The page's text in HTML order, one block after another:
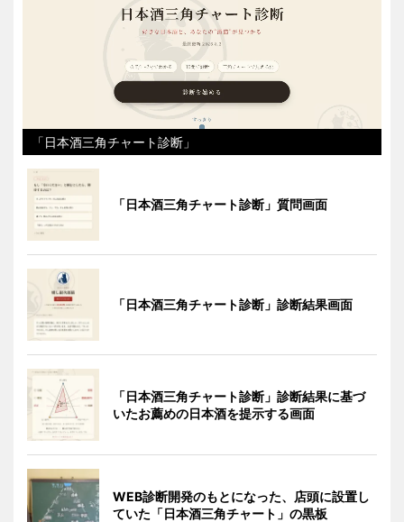
「日本酒三角チャート診断」
「日本酒三角チャート診断」質問画面
「日本酒三角チャート診断」診断結果画面
「日本酒三角チャート診断」診断結果に基づ
いたお薦めの日本酒を提示する画面
WEB診断開発のもとになった、店頭に設置し
ていた「日本酒三角チャート」の黒板